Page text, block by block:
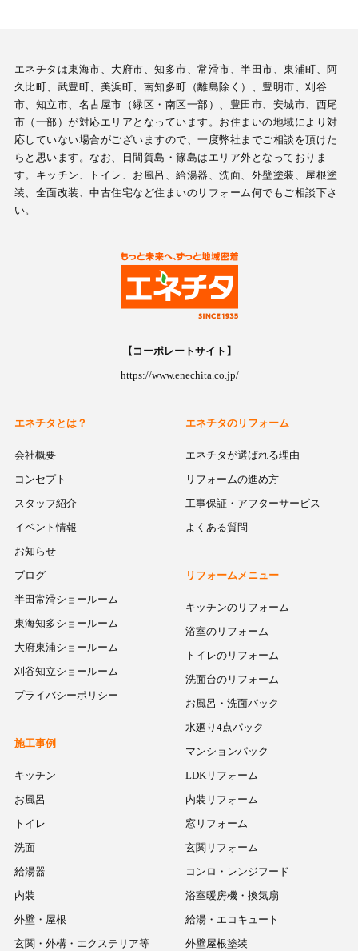
エネチタは東海市、大府市、知多市、常滑市、半田市、東浦町、阿
久比町、武豊町、美浜町、南知多町（離島除く）、豊明市、刈谷
市、知立市、名古屋市（緑区・南区一部）、豊田市、安城市、西尾
市（一部）が対応エリアとなっています。お住まいの地域により対
応していない場合がございますので、一度弊社までご相談を頂けた
らと思います。なお、日間賀島・篠島はエリア外となっておりま
す。キッチン、トイレ、お風呂、給湯器、洗面、外壁塗装、屋根塗
装、全面改装、中古住宅など住まいのリフォーム何でもご相談下さ
い。
【コーポレートサイト】
https://www.enechita.co.jp/
エネチタとは？
会社概要
コンセプト
スタッフ紹介
イベント情報
お知らせ
ブログ
半田常滑ショールーム
東海知多ショールーム
大府東浦ショールーム
刈谷知立ショールーム
プライバシーポリシー
エネチタのリフォーム
エネチタが選ばれる理由
リフォームの進め方
工事保証・アフターサービス
よくある質問
リフォームメニュー
キッチンのリフォーム
浴室のリフォーム
トイレのリフォーム
洗面台のリフォーム
お風呂・洗面パック
水廻り4点パック
マンションパック
LDKリフォーム
内装リフォーム
窓リフォーム
玄関リフォーム
コンロ・レンジフード
浴室暖房機・換気扇
給湯・エコキュート
外壁屋根塗装
施工事例
キッチン
お風呂
トイレ
洗面
給湯器
内装
外壁・屋根
玄関・外構・エクステリア等